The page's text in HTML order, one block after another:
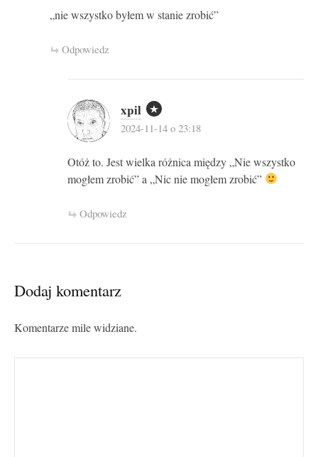
„nie wszystko byłem w stanie zrobić”
Odpowiedz
xpil
2024-11-14 o 23:18
Otóż to. Jest wielka różnica między „Nie wszystko
mogłem zrobić” a „Nic nie mogłem zrobić”
Odpowiedz
Dodaj komentarz
Komentarze mile widziane.